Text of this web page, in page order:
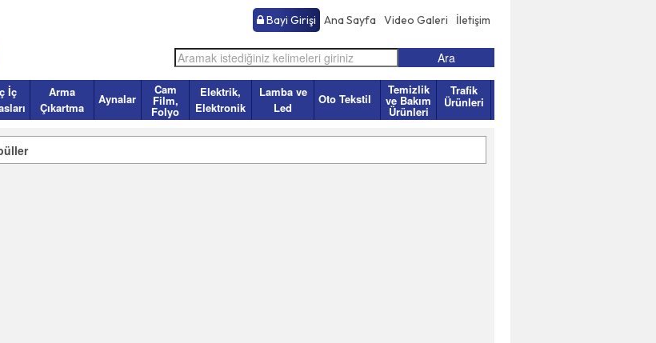
İletişim
Video Galeri
Ana Sayfa
Bayi Girişi
İç
Arma
Çıkartma
Aynalar
Cam
Film,
Folyo
Elektrik,
Elektronik
Lamba ve
Led
Oto Tekstil
Temizlik
ve Bakım
Ürünleri
Trafik
Ürünleri